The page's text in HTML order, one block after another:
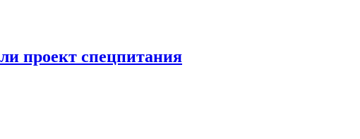
проект спецпитания